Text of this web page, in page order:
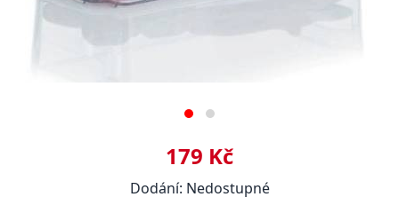
179 Kč
Dodání: Nedostupné